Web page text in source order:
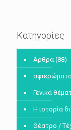
Κατηγορίες
Άρθρα (88)
Γενικά
Η ιστορία
Θέατρο /